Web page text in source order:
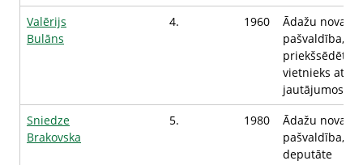
Valērijs
Bulāns
4. 1960
Ādažu novada
pašvaldība,
vietnieks
jautājumos
Sniedze
Brakovska
5. 1980
Ādažu novada
pašvaldība,
deputāte